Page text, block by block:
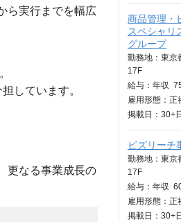
ら実行までを幅広
しています。
更なる事業成長の
商品管理・
スペシャリ
グループ
勤務地：東京
17F
給与： 年収
雇用形態：正
掲載日： 30+日
ビズリーチ
勤務地：東京
17F
給与： 年収
雇用形態：正
掲載日： 30+日